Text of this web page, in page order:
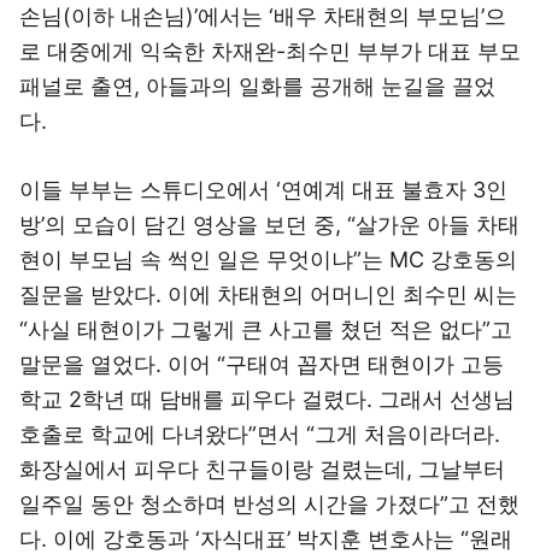
손님(이하 내손님)’에서는 ‘배우 차태현의 부모님’으
로 대중에게 익숙한 차재완-최수민 부부가 대표 부모
패널로 출연, 아들과의 일화를 공개해 눈길을 끌었
다.
이들 부부는 스튜디오에서 ‘연예계 대표 불효자 3인
방’의 모습이 담긴 영상을 보던 중, “살가운 아들 차태
현이 부모님 속 썩인 일은 무엇이냐”는 MC 강호동의
질문을 받았다. 이에 차태현의 어머니인 최수민 씨는
“사실 태현이가 그렇게 큰 사고를 쳤던 적은 없다”고
말문을 열었다. 이어 “구태여 꼽자면 태현이가 고등
학교 2학년 때 담배를 피우다 걸렸다. 그래서 선생님
호출로 학교에 다녀왔다”면서 “그게 처음이라더라.
화장실에서 피우다 친구들이랑 걸렸는데, 그날부터
일주일 동안 청소하며 반성의 시간을 가졌다”고 전했
다. 이에 강호동과 ‘자식대표’ 박지훈 변호사는 “원래